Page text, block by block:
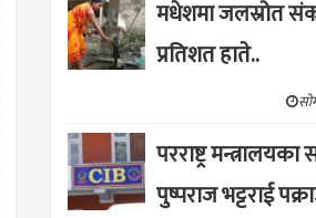
मधेशमा जलस्रोत
प्रतिशत हाते..
परराष्ट्र
पुष्पराज भट्टराई